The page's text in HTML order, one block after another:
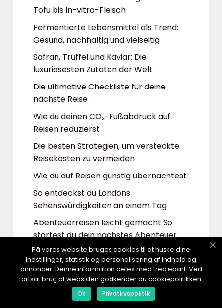
Tofu bis In-vitro-Fleisch
Fermentierte Lebensmittel als Trend:
Gesund, nachhaltig und vielseitig
Safran, Trüffel und Kaviar: Die
luxuriösesten Zutaten der Welt
Die ultimative Checkliste für deine
nächste Reise
Wie du deinen CO₂-Fußabdruck auf
Reisen reduzierst
Die besten Strategien, um versteckte
Reisekosten zu vermeiden
Wie du auf Reisen günstig übernachtest
So entdeckst du Londons
Sehenswürdigkeiten an einem Tag
Abenteuerreisen leicht gemacht So
startest du dein nächstes Abenteuer
Gesunde Ernährung ohne Dogmen: Ein
flexibler Ansatz für mehr Genuss
Bunte Vielfalt auf dem Teller: Warum
Farben in der Ernährung eine Rolle
På vores website bruges cookies til at huske dine
indstillinger, statistik og personalisering af indhold og
annoncer. Denne information deles med tredjepart. Ved
fortsat brug af websiden godkender du cookiepolitikken.
Ok Privatlivspolitik